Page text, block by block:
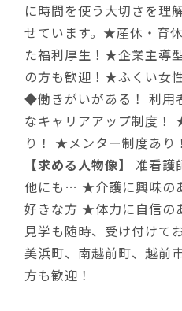
に時間を使う大切さを理
せています。★産休・育
た福利厚生！★企業主導
の方も歓迎！★ふくい女
◆働きがいがある！ 利用
なキャリアアップ制度
り！ ★メンター制度あり
【求める人物像】
准看護
他にも… ★介護に興味の
好きな方 ★体力に自信
見学も随時、受け付けて
美浜町、南越前町、越前
方も歓迎！